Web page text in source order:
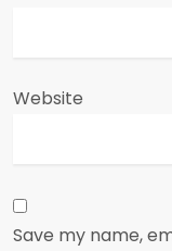
Website
Save my name,